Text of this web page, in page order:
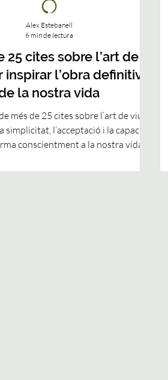
25 cites sobre l’art de
l’obra definitiva
la nostra vida
més de 25 cites sobre l’art de viure,
simplicitat, l’acceptació i la capacitat
conscientment a la nostra vida.
Àlex Estebanell
6 min de lectura